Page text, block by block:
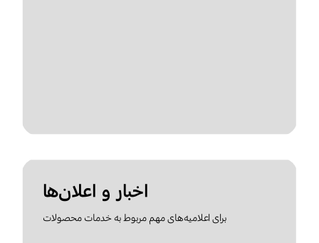
اخبار و اعلان‌ها
برای اعلامیه‌های مهم مربوط به خدمات محصولات